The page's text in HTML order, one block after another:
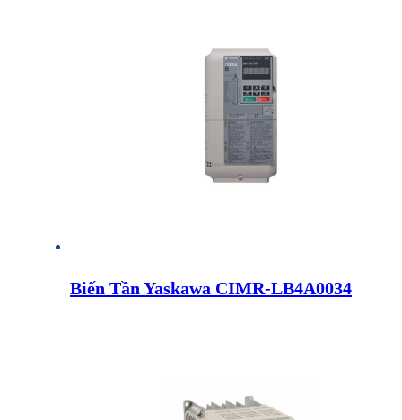
Biến Tần Yaskawa CIMR-LB4A0034